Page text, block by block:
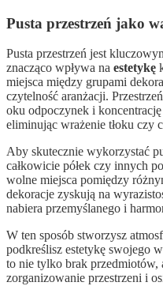
Pusta przestrzeń jako
Pusta przestrzeń jest
znacząco wpływa na estetykę
miejsca między grupami
czytelność aranżacji.
oku odpoczynek i
eliminując wrażenie tłoku czy
Aby skutecznie wykorzystać
całkowicie półek czy innych
wolne miejsca pomiędzy
dekoracje zyskują na
nabiera przemyślanego i
W ten sposób stworzysz
podkreślisz estetykę swojego
to nie tylko brak przedmiotów,
zorganizowanie przestrzeni i